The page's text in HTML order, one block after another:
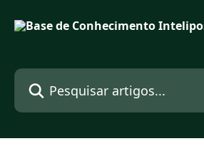
Pesquisar artigos...